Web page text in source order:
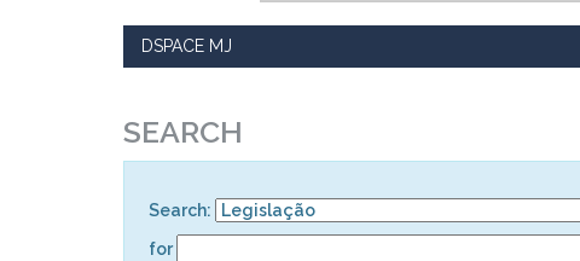
DSPACE MJ
SEARCH
Search:
for